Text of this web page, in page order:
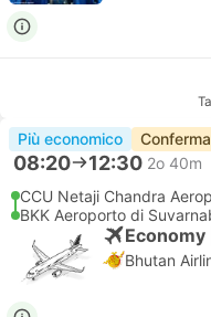
Più economico
08:20 12:30 2o 40m
CCU Netaji Chandra
BKK Aeroporto di
Bhutan